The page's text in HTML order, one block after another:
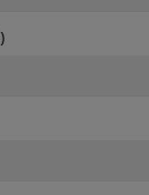
auswählen